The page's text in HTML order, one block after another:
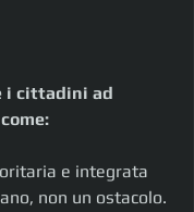
i cittadini ad
e integrata
non un ostacolo.